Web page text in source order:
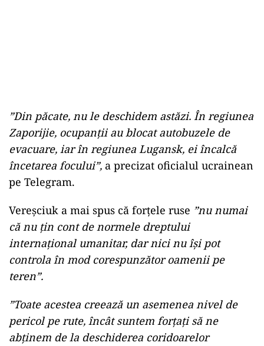
”Din păcate, nu le deschidem astăzi. În regiunea
Zaporijie, ocupanţii au blocat autobuzele de
evacuare, iar în regiunea Lugansk, ei încalcă
încetarea focului”, a precizat oficialul ucrainean
pe Telegram.
Vereşciuk a mai spus că forţele ruse ”nu numai
că nu ţin cont de normele dreptului
internaţional umanitar, dar nici nu îşi pot
controla în mod corespunzător oamenii pe
teren”.
”Toate acestea creează un asemenea nivel de
pericol pe rute, încât suntem forţaţi să ne
abţinem de la deschiderea coridoarelor